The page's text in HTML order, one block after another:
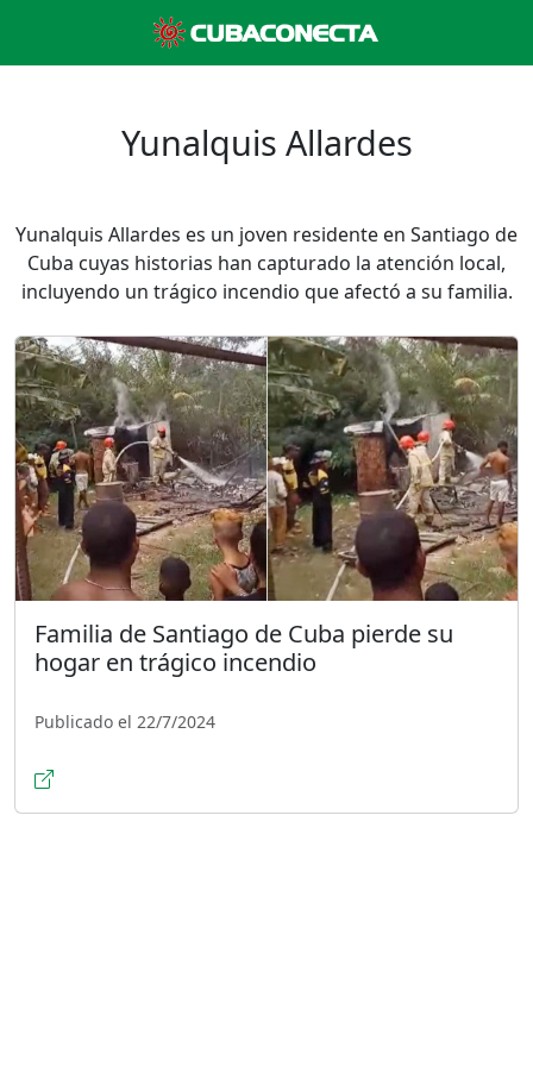
Yunalquis Allardes
Yunalquis Allardes es un joven residente en Santiago de
Cuba cuyas historias han capturado la atención local,
incluyendo un trágico incendio que afectó a su familia.
Familia de Santiago de Cuba pierde su
hogar en trágico incendio
Publicado el 22/7/2024